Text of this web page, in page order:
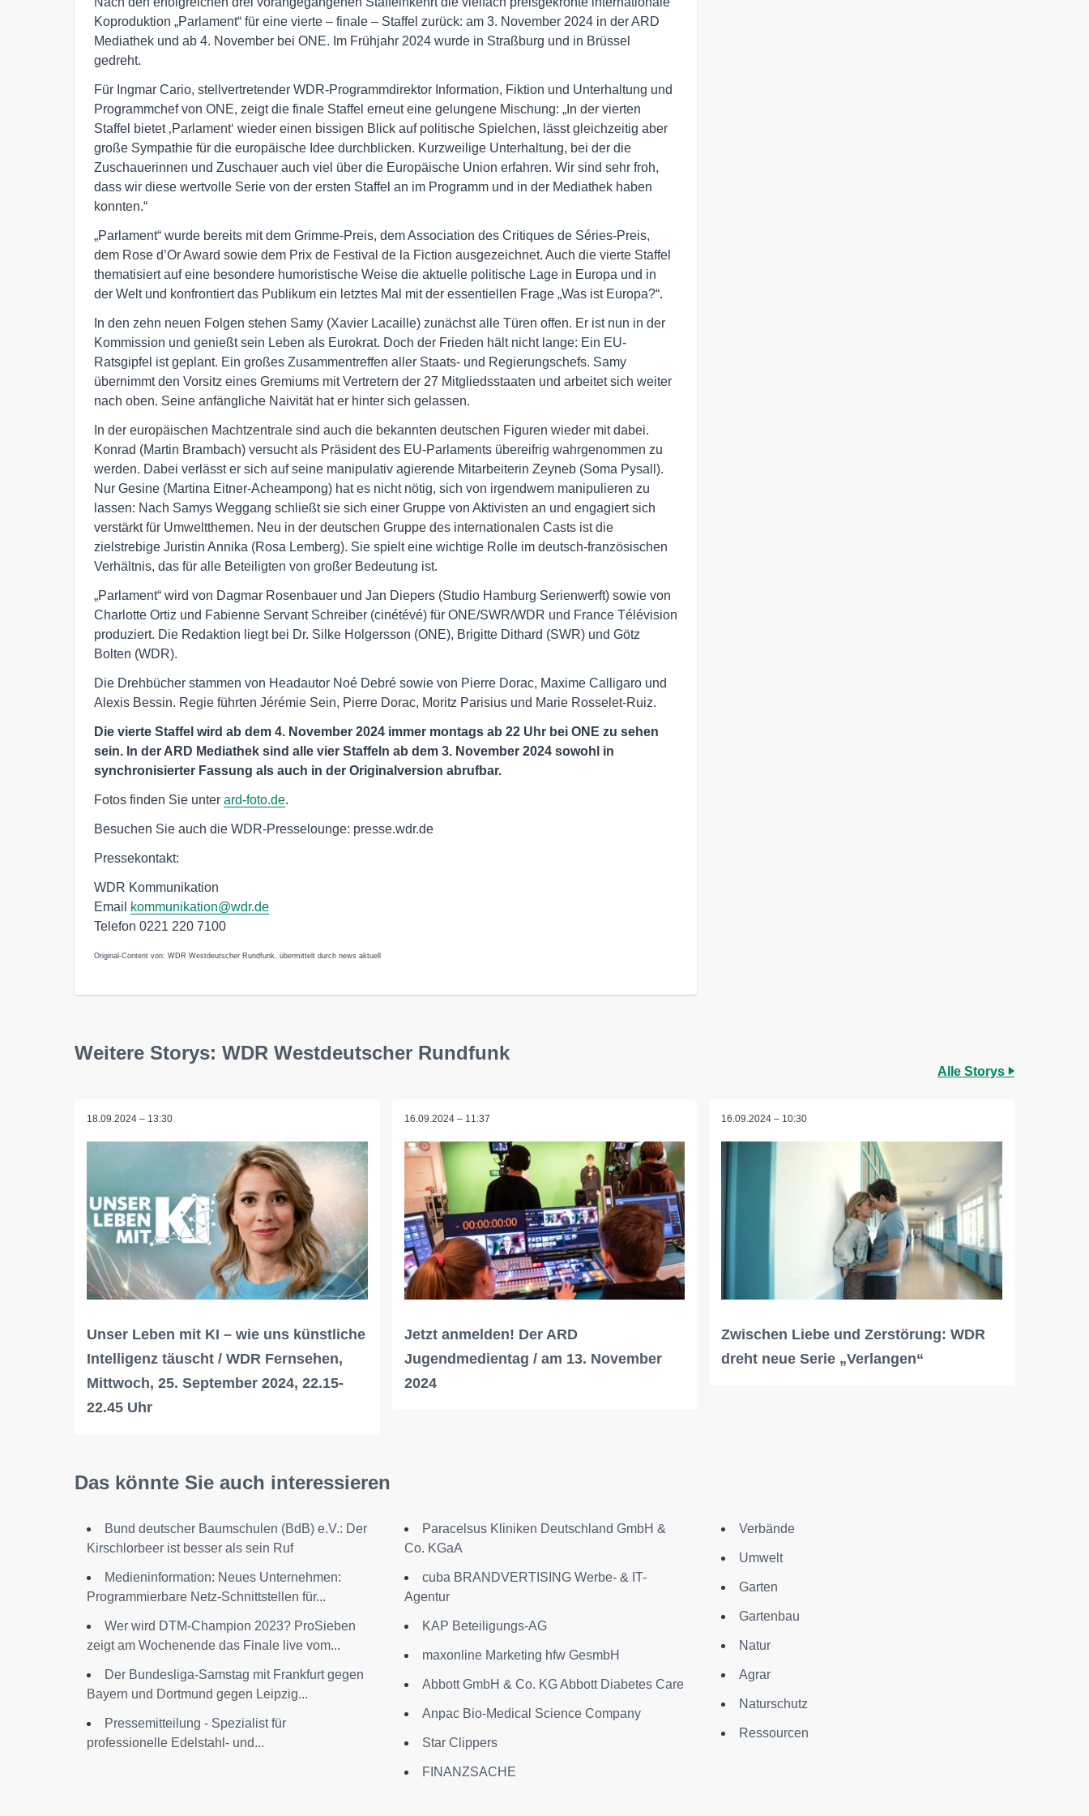
Koproduktion „Parlament“ für eine vierte – finale – Staffel zurück: am 3. November 2024 in der ARD
Mediathek und ab 4. November bei ONE. Im Frühjahr 2024 wurde in Straßburg und in Brüssel
gedreht.
Für Ingmar Cario, stellvertretender WDR-Programmdirektor Information, Fiktion und Unterhaltung und
Programmchef von ONE, zeigt die finale Staffel erneut eine gelungene Mischung: „In der vierten
Staffel bietet ‚Parlament‘ wieder einen bissigen Blick auf politische Spielchen, lässt gleichzeitig aber
große Sympathie für die europäische Idee durchblicken. Kurzweilige Unterhaltung, bei der die
Zuschauerinnen und Zuschauer auch viel über die Europäische Union erfahren. Wir sind sehr froh,
dass wir diese wertvolle Serie von der ersten Staffel an im Programm und in der Mediathek haben
konnten.“
„Parlament“ wurde bereits mit dem Grimme-Preis, dem Association des Critiques de Séries-Preis,
dem Rose d’Or Award sowie dem Prix de Festival de la Fiction ausgezeichnet. Auch die vierte Staffel
thematisiert auf eine besondere humoristische Weise die aktuelle politische Lage in Europa und in
der Welt und konfrontiert das Publikum ein letztes Mal mit der essentiellen Frage „Was ist Europa?“.
In den zehn neuen Folgen stehen Samy (Xavier Lacaille) zunächst alle Türen offen. Er ist nun in der
Kommission und genießt sein Leben als Eurokrat. Doch der Frieden hält nicht lange: Ein EU-
Ratsgipfel ist geplant. Ein großes Zusammentreffen aller Staats- und Regierungschefs. Samy
übernimmt den Vorsitz eines Gremiums mit Vertretern der 27 Mitgliedsstaaten und arbeitet sich weiter
nach oben. Seine anfängliche Naivität hat er hinter sich gelassen.
In der europäischen Machtzentrale sind auch die bekannten deutschen Figuren wieder mit dabei.
Konrad (Martin Brambach) versucht als Präsident des EU-Parlaments übereifrig wahrgenommen zu
werden. Dabei verlässt er sich auf seine manipulativ agierende Mitarbeiterin Zeyneb (Soma Pysall).
Nur Gesine (Martina Eitner-Acheampong) hat es nicht nötig, sich von irgendwem manipulieren zu
lassen: Nach Samys Weggang schließt sie sich einer Gruppe von Aktivisten an und engagiert sich
verstärkt für Umweltthemen. Neu in der deutschen Gruppe des internationalen Casts ist die
zielstrebige Juristin Annika (Rosa Lemberg). Sie spielt eine wichtige Rolle im deutsch-französischen
Verhältnis, das für alle Beteiligten von großer Bedeutung ist.
„Parlament“ wird von Dagmar Rosenbauer und Jan Diepers (Studio Hamburg Serienwerft) sowie von
Charlotte Ortiz und Fabienne Servant Schreiber (cinétévé) für ONE/SWR/WDR und France Télévision
produziert. Die Redaktion liegt bei Dr. Silke Holgersson (ONE), Brigitte Dithard (SWR) und Götz
Bolten (WDR).
Die Drehbücher stammen von Headautor Noé Debré sowie von Pierre Dorac, Maxime Calligaro und
Alexis Bessin. Regie führten Jérémie Sein, Pierre Dorac, Moritz Parisius und Marie Rosselet-Ruiz.
Die vierte Staffel wird ab dem 4. November 2024 immer montags ab 22 Uhr bei ONE zu sehen
sein. In der ARD Mediathek sind alle vier Staffeln ab dem 3. November 2024 sowohl in
synchronisierter Fassung als auch in der Originalversion abrufbar.
Fotos finden Sie unter ard-foto.de.
Besuchen Sie auch die WDR-Presselounge: presse.wdr.de
Pressekontakt:
WDR Kommunikation
Email
kommunikation@wdr.de
Telefon 0221 220 7100
Original-Content von: WDR Westdeutscher Rundfunk, übermittelt durch news aktuell
Weitere Storys: WDR Westdeutscher Rundfunk
Alle Storys
18.09.2024 – 13:30
Unser Leben mit KI – wie uns künstliche
Intelligenz täuscht / WDR Fernsehen,
Mittwoch, 25. September 2024, 22.15-
22.45 Uhr
16.09.2024 – 11:37
Jetzt anmelden! Der ARD
Jugendmedientag / am 13. November
2024
16.09.2024 – 10:30
Zwischen Liebe und Zerstörung: WDR
dreht neue Serie „Verlangen“
Das könnte Sie auch interessieren
Bund deutscher Baumschulen (BdB) e.V.: Der
Kirschlorbeer ist besser als sein Ruf
Medieninformation: Neues Unternehmen:
Programmierbare Netz-Schnittstellen für...
Wer wird DTM-Champion 2023? ProSieben
zeigt am Wochenende das Finale live vom...
Der Bundesliga-Samstag mit Frankfurt gegen
Bayern und Dortmund gegen Leipzig...
Pressemitteilung - Spezialist für
professionelle Edelstahl- und...
Paracelsus Kliniken Deutschland GmbH &
Co. KGaA
cuba BRANDVERTISING Werbe- & IT-
Agentur
KAP Beteiligungs-AG
maxonline Marketing hfw GesmbH
Abbott GmbH & Co. KG Abbott Diabetes Care
Anpac Bio-Medical Science Company
Star Clippers
FINANZSACHE
Verbände
Umwelt
Garten
Gartenbau
Natur
Agrar
Naturschutz
Ressourcen